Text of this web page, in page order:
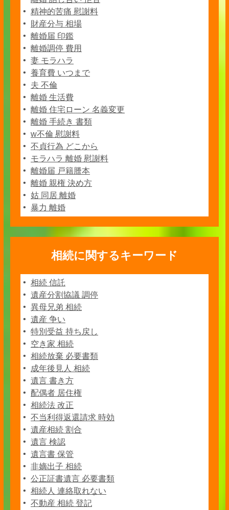
精神的苦痛 慰謝料
財産分与 相場
離婚届 印鑑
離婚調停 費用
妻 モラハラ
養育費 いつまで
夫 不倫
離婚 生活費
離婚 住宅ローン 名義変更
離婚 手続き 書類
w不倫 慰謝料
不貞行為 どこから
モラハラ 離婚 慰謝料
離婚届 戸籍謄本
離婚 親権 決め方
姑 同居 離婚
暴力 離婚
相続に関するキーワード
相続 信託
遺産分割協議 調停
異母兄弟 相続
遺産 争い
特別受益 持ち戻し
空き家 相続
相続放棄 必要書類
成年後見人 相続
遺言 書き方
配偶者 居住権
相続法 改正
不当利得返還請求 時効
遺産相続 割合
遺言 検認
遺言書 保管
非嫡出子 相続
公正証書遺言 必要書類
相続人 連絡取れない
不動産 相続 登記